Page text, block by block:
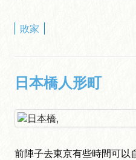
敗家
日本橋人形町
前陣子去東京有些時間可以